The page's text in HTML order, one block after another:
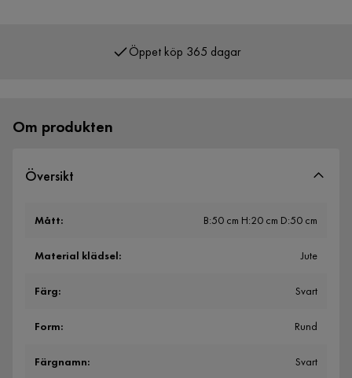
Över 400 000 nöjda kunder
Om produkten
Översikt
Mått: B:50 cm H:20 cm D:50 cm
Material klädsel: Jute
Färg: Svart
Form: Rund
Färgnamn: Svart